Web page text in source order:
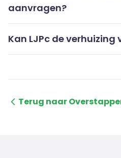
aanvragen?
Kan LJPc de verhuizing
Terug naar